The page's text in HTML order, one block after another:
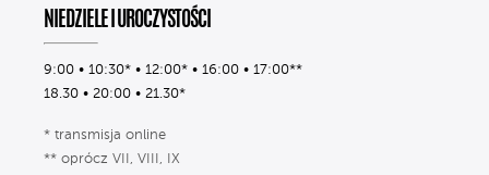
NIEDZIELE I UROCZYSTOŚCI
9:00 • 10:30* • 12:00* • 16:00 • 17:00**
18.30 • 20:00 • 21.30*
* transmisja online
** oprócz VII, VIII, IX